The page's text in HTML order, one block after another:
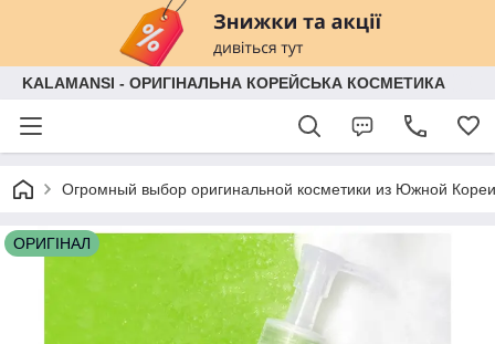
KALAMANSI - ОРИГІНАЛЬНА КОРЕЙСЬКА КОСМЕТИКА
Огромный выбор оригинальной косметики из Южной
ОРИГІНАЛ